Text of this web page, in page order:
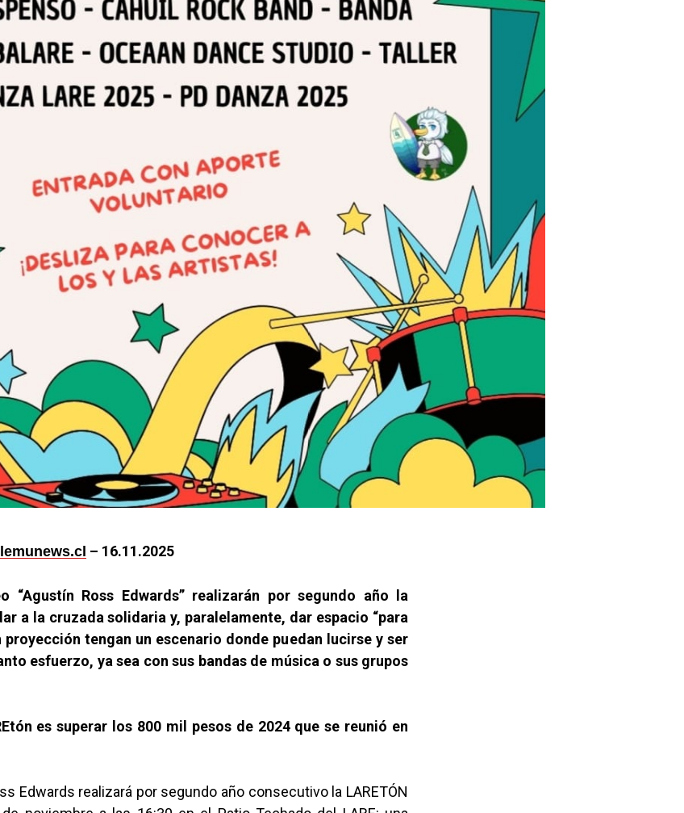
– 16.11.2025
“Agustín Ross Edwards” realizarán por segundo año la
a la cruzada solidaria y, paralelamente, dar espacio “para
tengan un escenario donde puedan lucirse y ser
esfuerzo, ya sea con sus bandas de música o sus grupos
es superar los 800 mil pesos de 2024 que se reunió en
Edwards realizará por segundo año consecutivo la LARETÓN